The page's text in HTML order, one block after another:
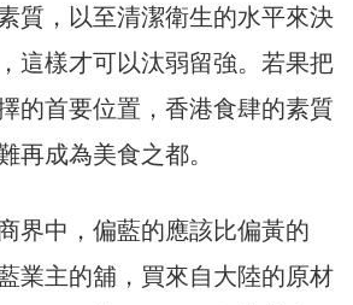
質，以至清潔衛生的水平來決
這樣才可以汰弱留強。若果把
的首要位置，香港食肆的素質
再成為美食之都。
界中，偏藍的應該比偏黃的
業主的舖，買來自大陸的原材